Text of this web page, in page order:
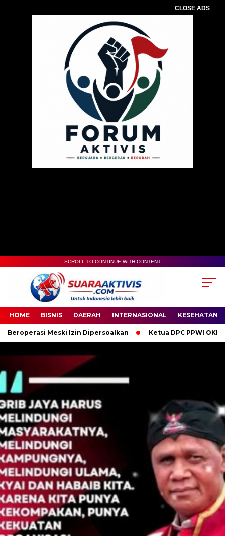
CLOSE ADS
00:00
SCROLL TO CONTINUE WITH CONTENT
HOME BISNIS DAERAH INTERNASIONAL KESEHATAN
Izin Dipersoalkan Ketua DPC PPWI OKI Bersama